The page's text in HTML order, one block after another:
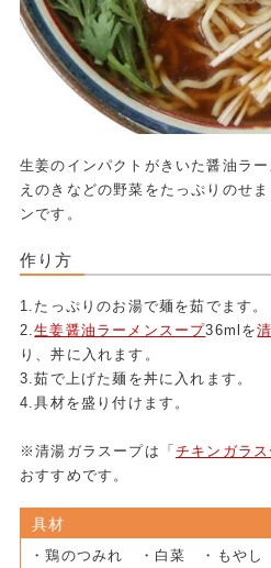
生姜のインパクトがきいた醤油ラ
えのきなどの野菜をたっぷりのせ
ンです。
作り方
1.たっぷりのお湯で麺を茹でます。
2.生姜醤油ラーメンスープ36mlを
り、丼に入れます。
3.茹で上げた麺を丼に入れます。
4.具材を盛り付けます。
※清湯ガラスープは「 チキンガラ
おすすめです。
具材
・鶏のつみれ ・白菜 ・もや